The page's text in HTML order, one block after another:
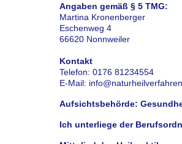
Angaben gemäß § 5 TMG:
Martina Kronenberger
Eschenweg 4
66620 Nonnweiler
Kontakt
Telefon: 0176 81234554
E-Mail:
Aufsichtsbehörde:
Ich unterliege der